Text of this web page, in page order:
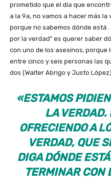
prometido que el día que
a la 9a, no vamos a hacer más la
porque no sabemos dónde está
por la verdad” es querer saber
con uno de los asesinos,
entre cinco y seis personas las
dos (Walter Abrigo y Justo López).
«ESTAMOS
LA VERDAD.
OFRECIENDO A
VERDAD, QUE
DIGA DÓNDE
TERMINAR CON